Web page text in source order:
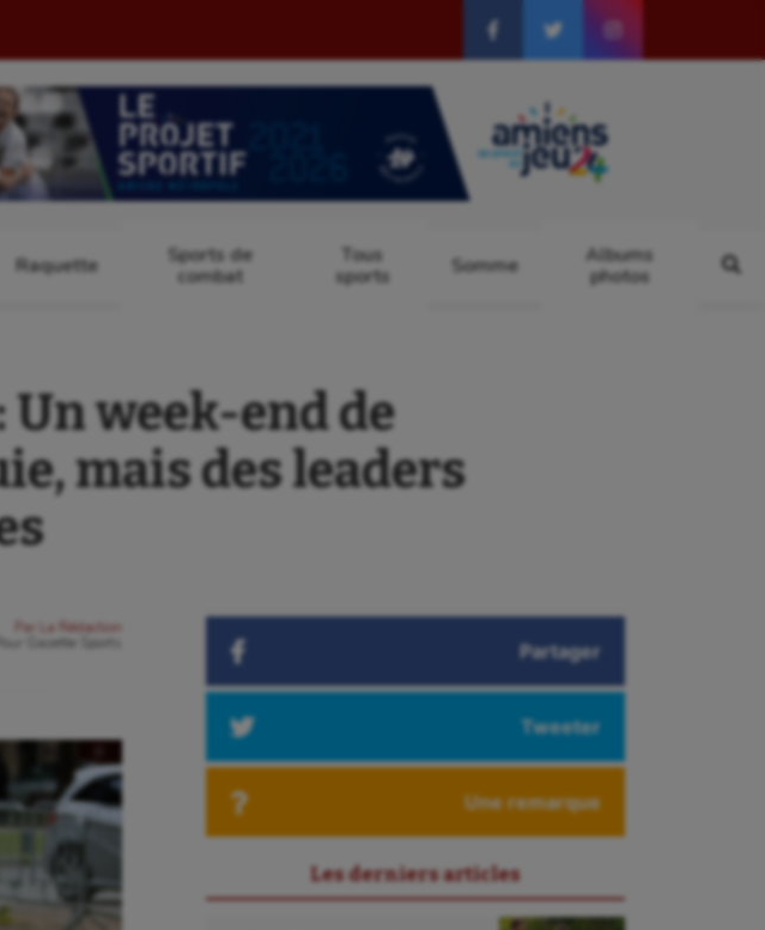
Raquette
Sports de
combat
Tous
sports
Somme
Albums
photos
Un week-end de
mais des leaders
Par
La Rédaction
Gazette Sports Partager
Tweeter
Une remarque
Les derniers articles